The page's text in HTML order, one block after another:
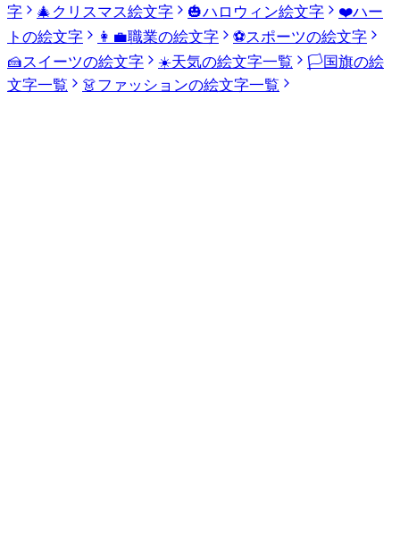
字
🎄 クリスマス絵文字 🎃ハロウィン絵文字 ❤️ハー
トの絵文字
👩‍💼職業の絵文字 ⚽スポーツの絵文字
🍰スイーツの絵文字 ☀️天気の絵文字一覧 🏳️国旗の絵
文字一覧
👗ファッションの絵文字一覧